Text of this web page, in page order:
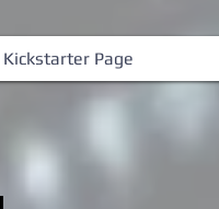
Kickstarter Page